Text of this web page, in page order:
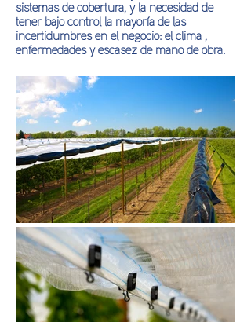
sistemas de cobertura, y la necesidad de
tener bajo control la mayoría de las
incertidumbres en el negocio: el clima ,
enfermedades y escasez de mano de obra.